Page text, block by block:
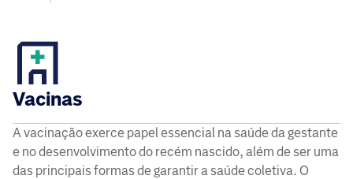
Vacinas
A vacinação exerce papel essencial na saúde da gestante
e no desenvolvimento do recém nascido, além de ser uma
das principais formas de garantir a saúde coletiva. O